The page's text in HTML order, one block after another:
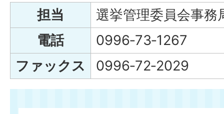
担当
選挙管理委員会事務
電話
0996‐73‐1267
ファックス
0996‐72‐2029